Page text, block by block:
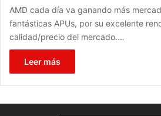
AMD cada día va ganando más
fantásticas APUs, por su excelente
calidad/precio del mercado.…
Leer más